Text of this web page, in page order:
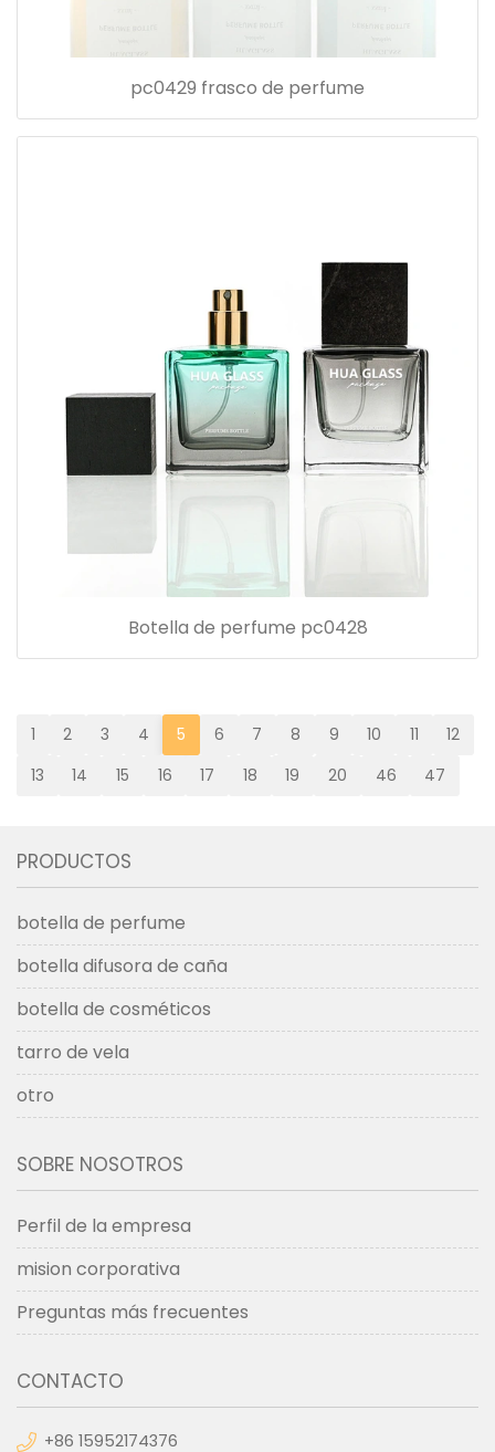
pc0429 frasco de perfume
Botella de perfume pc0428
1 2 3 4 5 6 7 8 9 10 11
12
13
14 15 16 17 18 19 20 46 47
PRODUCTOS
botella de perfume
botella difusora de caña
botella de cosméticos
tarro de vela
otro
SOBRE NOSOTROS
Perfil de la empresa
mision corporativa
Preguntas más frecuentes
CONTACTO
+86 15952174376